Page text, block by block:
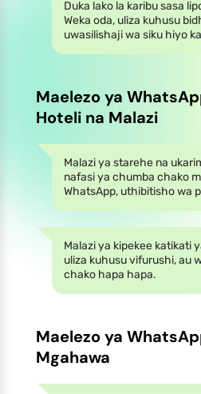
Duka lako la karibu sasa
Weka oda, uliza kuhusu
uwasilishaji wa siku hiyo
Maelezo ya
Hoteli na Malazi
Malazi ya starehe na
nafasi ya chumba chako
WhatsApp, uthibitisho wa
Malazi ya kipekee katikati
uliza kuhusu vifurushi, au
chako hapa hapa.
Maelezo ya
Mgahawa